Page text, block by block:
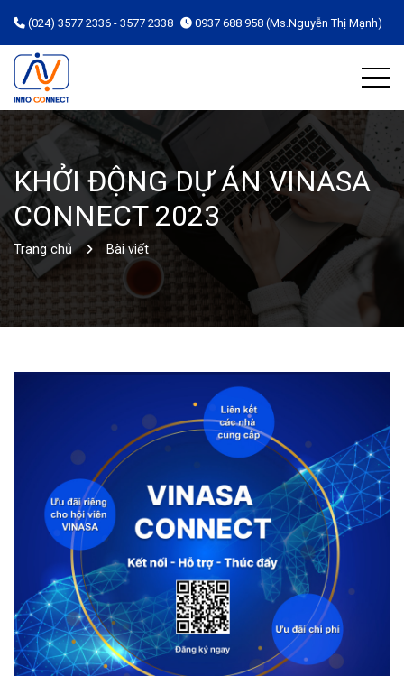
(024) 3577 2336 - 3577 2338 0937 688 958 (Ms.Nguyễn Thị Mạnh)
KHỞI ĐỘNG DỰ ÁN VINASA
CONNECT 2023
Trang chủ Bài viết